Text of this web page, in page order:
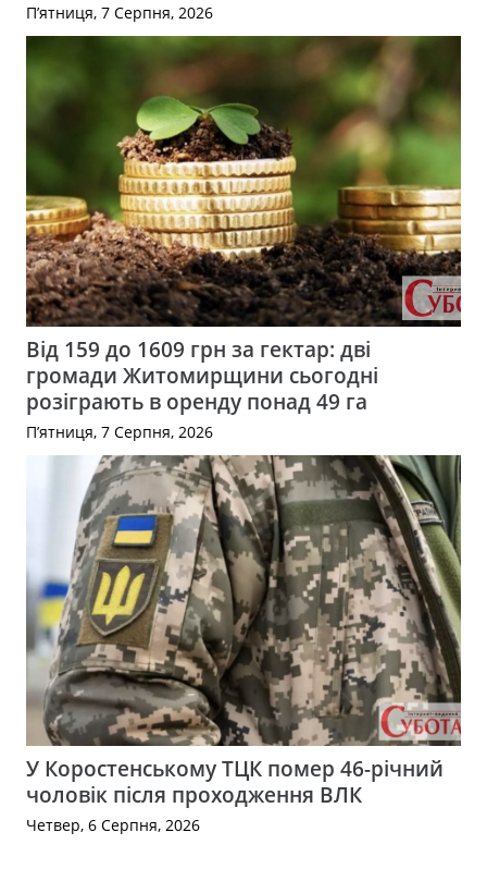
П’ятниця, 7 Серпня, 2026
Від 159 до 1609 грн за гектар: дві
громади Житомирщини сьогодні
розіграють в оренду понад 49 га
П’ятниця, 7 Серпня, 2026
У Коростенському ТЦК помер 46-річний
чоловік після проходження ВЛК
Четвер, 6 Серпня, 2026